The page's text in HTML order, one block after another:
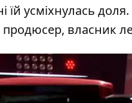
їй усміхнулась
власник